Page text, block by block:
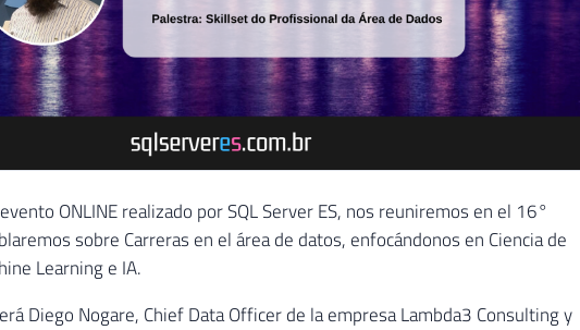
ONLINE realizado por SQL Server ES, nos reuniremos en el 16°
sobre Carreras en el área de datos, enfocándonos en Ciencia de
Learning e IA.
Diego Nogare, Chief Data Officer de la empresa Lambda3 Consulting y